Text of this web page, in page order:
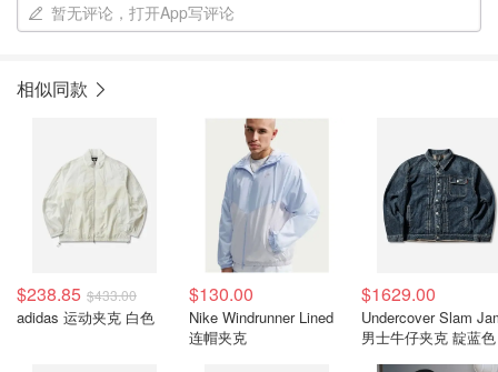
暂无评论，打开App写评论
相似同款
$238.85 $433.00
adidas 运动夹克 白色
$130.00
Nike Windrunner Lined
连帽夹克
$1629.00
Undercover Slam
男士牛仔夹克 靛蓝色